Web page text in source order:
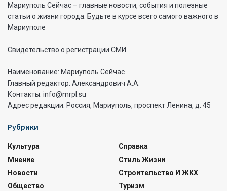
Мариуполь Сейчас – главные новости, события и полезные
статьи о жизни города. Будьте в курсе всего самого важного в
Мариуполе
Свидетельство о регистрации СМИ.
Наименование: Мариуполь Сейчас
Главный редактор: Александрович А.А.
Контакты: info@mrpl.su
Адрес редакции: Россия, Мариуполь, проспект Ленина, д. 45
Рубрики
Культура
Мнение
Новости
Общество
Справка
Стиль Жизни
Строительство И ЖКХ
Туризм